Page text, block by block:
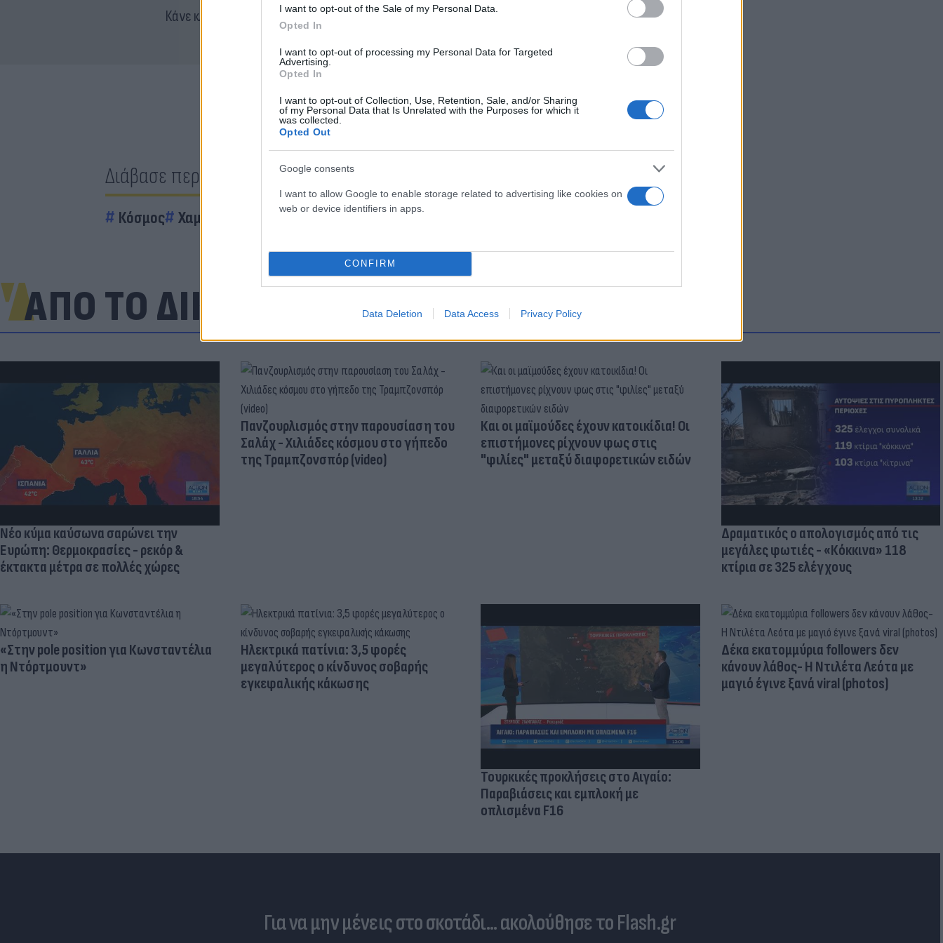
I want to opt-out of the Sale of my Personal Data.
Opted In
I want to opt-out of processing my Personal Data for Targeted
Advertising.
Opted In
I want to opt-out of Collection, Use, Retention, Sale, and/or Sharing
of my Personal Data that Is Unrelated with the Purposes for which it
was collected.
Opted Out
Google consents
I want to allow Google to enable storage related to advertising like cookies on
web or device identifiers in apps.
CONFIRM
Data Deletion Data Access Privacy Policy
Κάνε κλικ και δες περισσότεροFlash.grστην αναζήτηση τηςGoogle
Διάβασε περισσότερα
Κόσμος Χαμάς Πόλεμος στο Ισραήλ Πόλεμος
ΑΠΟ ΤΟ ΔΙΚΤΥΟ
Νέο κύμα καύσωνα σαρώνει την
Ευρώπη: Θερμοκρασίες - ρεκόρ &
έκτακτα μέτρα σε πολλές χώρες
Πανζουρλισμός στην παρουσίαση του
Σαλάχ - Χιλιάδες κόσμου στο γήπεδο
της Τραμπζονσπόρ (video)
Και οι μαϊμούδες έχουν κατοικίδια! Οι
επιστήμονες ρίχνουν φως στις
"φιλίες" μεταξύ διαφορετικών ειδών
Δραματικός ο απολογισμός από τις
μεγάλες φωτιές - «Κόκκινα» 118
κτίρια σε 325 ελέγχους
«Στην pole position για Κωνσταντέλια
η Ντόρτμουντ»
Ηλεκτρικά πατίνια: 3,5 φορές
μεγαλύτερος ο κίνδυνος σοβαρής
εγκεφαλικής κάκωσης
Τουρκικές προκλήσεις στο Αιγαίο:
Παραβιάσεις και εμπλοκή με
οπλισμένα F16
Δέκα εκατομμύρια followers δεν
κάνουν λάθος- Η Ντιλέτα Λεότα με
μαγιό έγινε ξανά viral (photos)
Για να μην μένεις στο σκοτάδι... ακολούθησε το Flash.gr